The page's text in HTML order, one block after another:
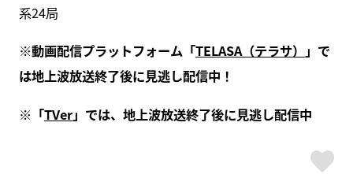
系24局
※動画配信プラットフォーム「TELASA（テラサ） 」で
は地上波放送終了後に見逃し配信中！
※「TVer」では、地上波放送終了後に見逃し配信中